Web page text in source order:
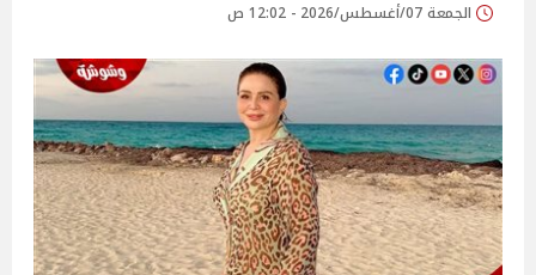
الجمعة 07/أغسطس/2026 - 12:02 ص